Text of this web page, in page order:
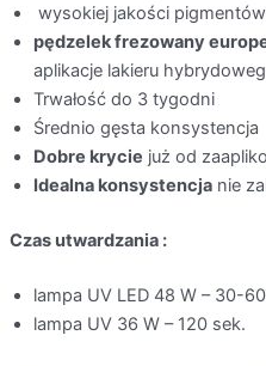
wysokiej jakości pigmentów
pędzelek frezowany
aplikacje lakieru
Trwałość do 3 tygodni
Średnio gęsta konsystencja
Dobre krycie już od
Idealna konsystencja nie
Czas utwardzania :
lampa UV LED 48 W – 30-
lampa UV 36 W – 120 sek.